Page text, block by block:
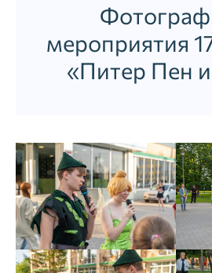
мероприятия
«Питер Пен